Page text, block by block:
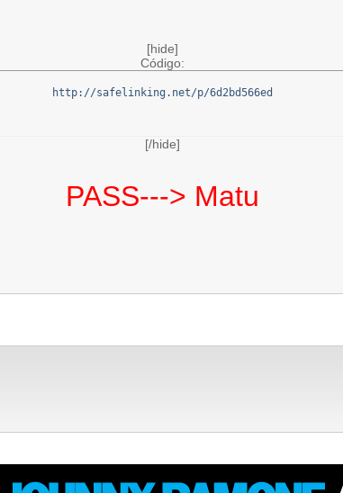
[hide]
Código:
http://safelinking.net/p/6d2bd566ed
[/hide]
PASS---> Matu